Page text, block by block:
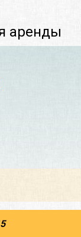
аренды